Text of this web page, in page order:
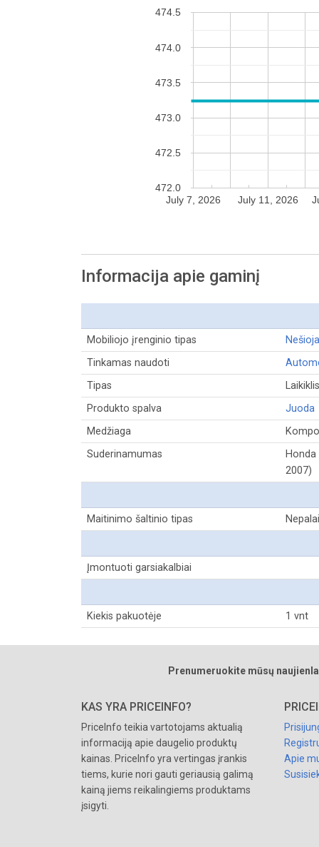
July 7, 2026 July 11, 2026
472.0
472.5
473.0
473.5
474.0
474.5
Informacija apie gaminį
Mobiliojo įrenginio tipas
Tinkamas naudoti
Tipas
Laikiklis
Produkto spalva
Juoda
Medžiaga
Suderinamumas
2007)
Maitinimo šaltinio tipas
Įmontuoti garsiakalbiai
Kiekis pakuotėje 1 vnt
Prenumeruokite mūsų
KAS YRA PRICEINFO?
PriceInfo teikia vartotojams aktualią
informaciją apie daugelio produktų
kainas. PriceInfo yra vertingas įrankis
tiems, kurie nori gauti geriausią galimą
kainą jiems reikalingiems produktams
įsigyti.
Apie